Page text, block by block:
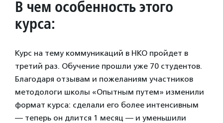
В чем особенность этого
курса:
Курс на тему коммуникаций в НКО пройдет в
третий раз. Обучение прошли уже 70 студентов.
Благодаря отзывам и пожеланиям участников
методологи школы «Опытным путем» изменили
формат курса: сделали его более интенсивным
— теперь он длится 1 месяц — и уменьшили